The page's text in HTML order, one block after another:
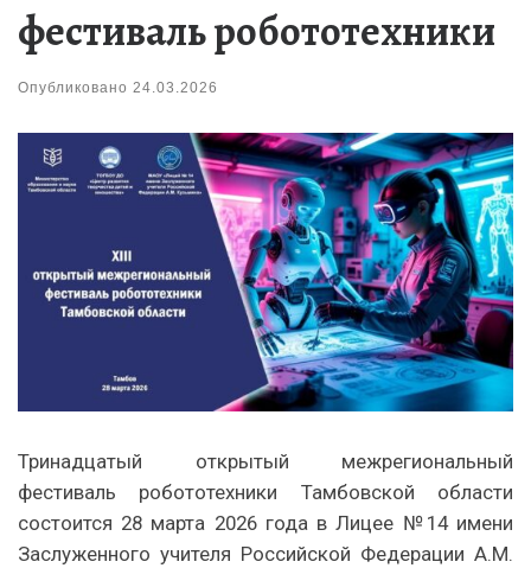
фестиваль робототехники
Опубликовано 24.03.2026
Тринадцатый открытый межрегиональный
фестиваль робототехники Тамбовской области
состоится 28 марта 2026 года в Лицее №14 имени
Заслуженного учителя Российской Федерации А.М.